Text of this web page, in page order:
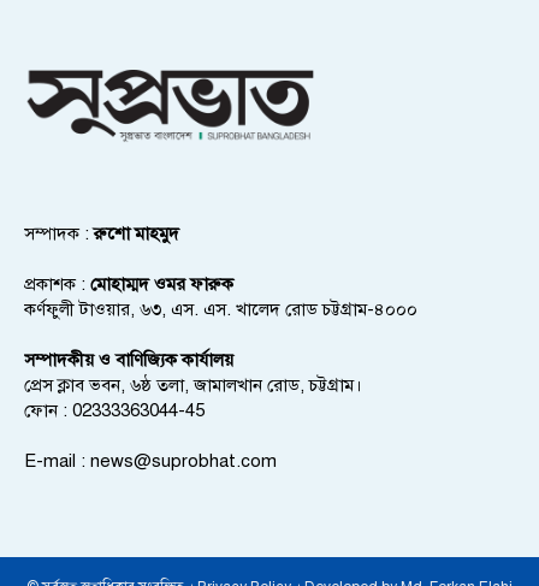
সম্পাদক :রুশো মাহমুদ
প্রকাশক : মোহাম্মদ ওমর ফারুক
কর্ণফুলী টাওয়ার, ৬৩, এস. এস. খালেদ রোড চট্টগ্রাম-৪০০০
সম্পাদকীয় ও বাণিজ্যিক কার্যালয়
প্রেস ক্লাব ভবন, ৬ষ্ঠ তলা, জামালখান রোড, চট্টগ্রাম।
ফোন : 02333363044-45
E-mail : news@suprobhat.com